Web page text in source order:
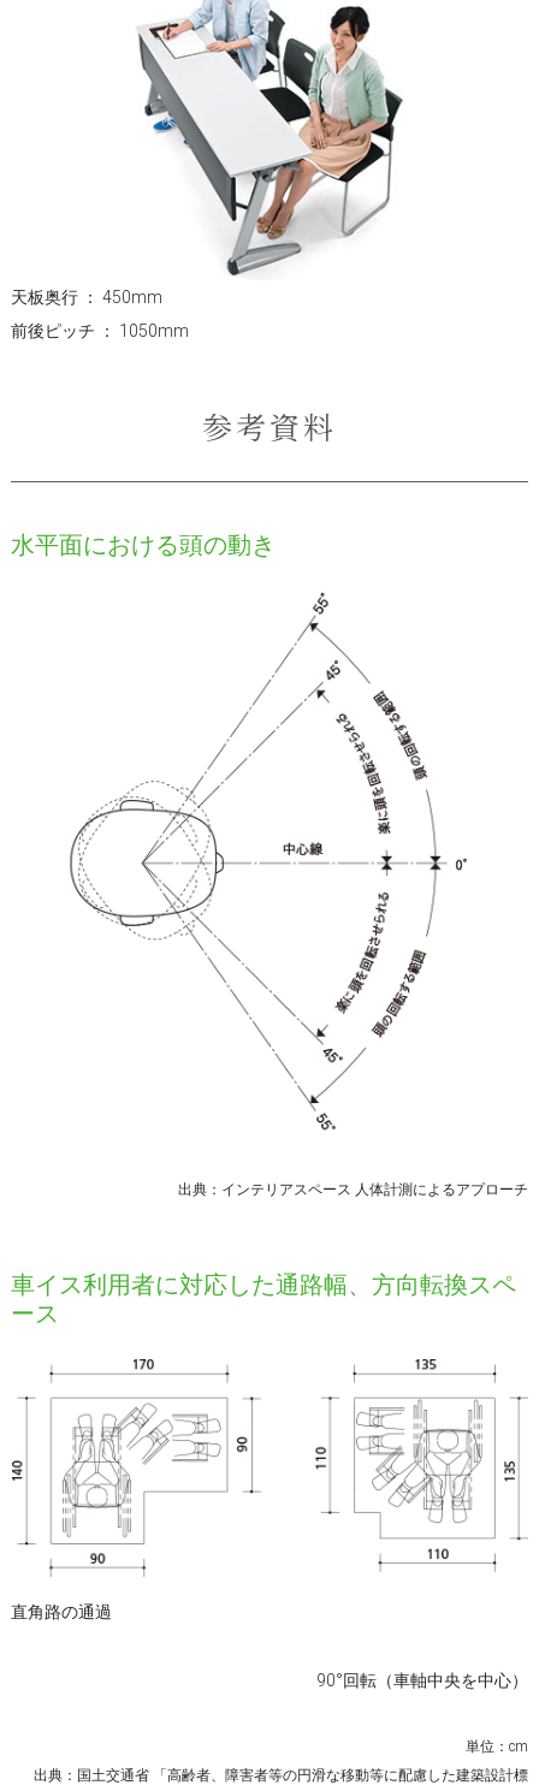
天板奥行 ： 450mm
前後ピッチ ： 1050mm
参考資料
水平面における頭の動き
出典：インテリアスペース 人体計測によるアプローチ
車イス利用者に対応した通路幅、方向転換スペ
ース
直角路の通過
90°回転（車軸中央を中心）
単位：cm
出典：国土交通省 「高齢者、障害者等の円滑な移動等に配慮した建築設計標